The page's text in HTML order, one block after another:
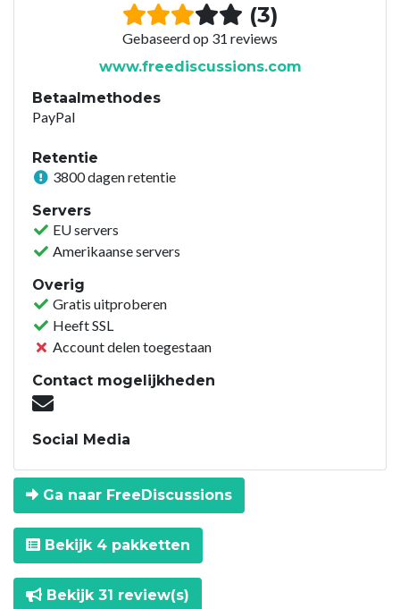
(3)
Gebaseerd op 31 reviews
www.freediscussions.com
Betaalmethodes
PayPal
Retentie
3800 dagen retentie
Servers
EU servers
Amerikaanse servers
Overig
Gratis uitproberen
Heeft SSL
Account delen toegestaan
Contact mogelijkheden
Social Media
Ga naar FreeDiscussions
Bekijk 4 pakketten
Bekijk 31 review(s)